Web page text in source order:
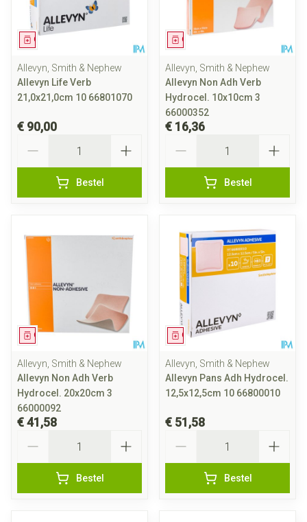
Geneesmiddel
Allevyn, Smith & Nephew
Allevyn Life Verb
21,0x21,0cm 10 66801070
€ 90,00
Bestel
Geneesmiddel
Allevyn, Smith & Nephew
Allevyn Non Adh Verb
Hydrocel. 10x10cm 3
66000352
€ 16,36
Bestel
Geneesmiddel
Allevyn, Smith & Nephew
Allevyn Non Adh Verb
Hydrocel. 20x20cm 3
66000092
€ 41,58
Bestel
Geneesmiddel
Allevyn, Smith & Nephew
Allevyn Pans Adh Hydrocel.
12,5x12,5cm 10 66800010
€ 51,58
Bestel